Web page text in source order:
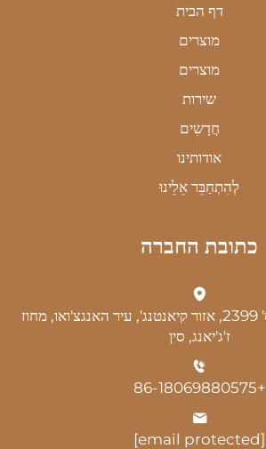
דף הבית
מוצרים
מוצרים
שירות
חֲדָשִים
אודותינו
לְהִתְחַבֵּר אֵלֵינוּ
כתובת החברה
רחוב דשנג מזרח מס' 2399, אזור קיאנטנג', עיר האנגצ'ואו, מחוז
ז'ג'יאנג, סין
+86-18069880575
[email protected]